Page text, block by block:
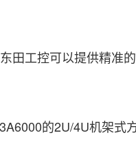
工控可以提供精准的
的2U/4U机架式